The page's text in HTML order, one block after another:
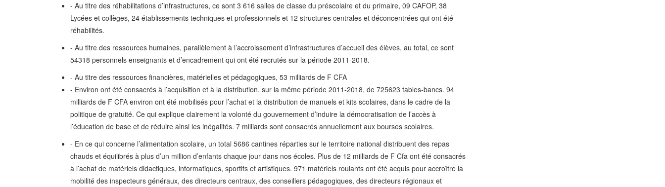
- Au titre des réhabilitations d’infrastructures, ce sont 3 616 salles de classe du préscolaire et du primaire, 09 CAFOP, 38
Lycées et collèges, 24 établissements techniques et professionnels et 12 structures centrales et déconcentrées qui ont été
réhabilités.
- Au titre des ressources humaines, parallèlement à l’accroissement d’infrastructures d’accueil des élèves, au total, ce sont
54318 personnels enseignants et d’encadrement qui ont été recrutés sur la période 2011-2018.
- Au titre des ressources financières, matérielles et pédagogiques, 53 milliards de F CFA
- Environ ont été consacrés à l’acquisition et à la distribution, sur la même période 2011-2018, de 725623 tables-bancs. 94
milliards de F CFA environ ont été mobilisés pour l’achat et la distribution de manuels et kits scolaires, dans le cadre de la
politique de gratuité. Ce qui explique clairement la volonté du gouvernement d’induire la démocratisation de l’accès à
l’éducation de base et de réduire ainsi les inégalités. 7 milliards sont consacrés annuellement aux bourses scolaires.
- En ce qui concerne l’alimentation scolaire, un total 5686 cantines réparties sur le territoire national distribuent des repas
chauds et équilibrés à plus d’un million d’enfants chaque jour dans nos écoles. Plus de 12 milliards de F Cfa ont été consacrés
à l’achat de matériels didactiques, informatiques, sportifs et artistiques. 971 matériels roulants ont été acquis pour accroître la
mobilité des inspecteurs généraux, des directeurs centraux, des conseillers pédagogiques, des directeurs régionaux et